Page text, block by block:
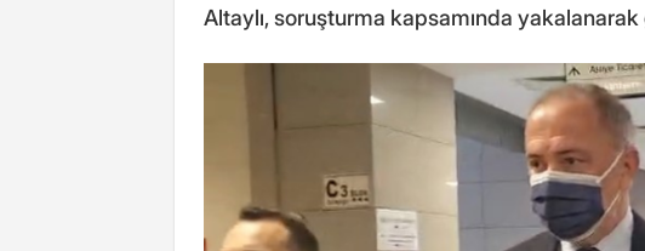
Altaylı, soruşturma kapsamında yakalanarak